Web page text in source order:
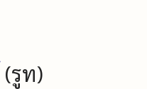
(รูท)